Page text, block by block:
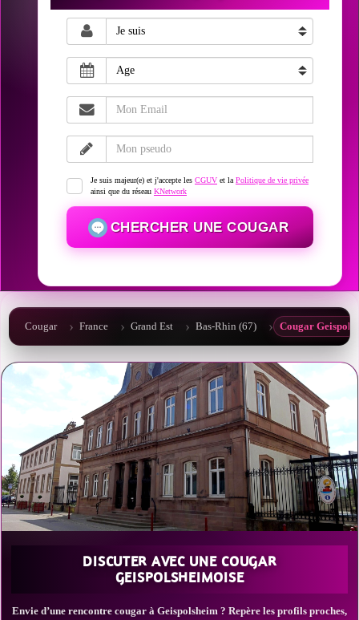
Je suis majeur(e) et j'accepte les CGUV et la Politique de vie privée
ainsi que du réseau KNetwork
CHERCHER UNE COUGAR
Cougar France Grand Est Bas-Rhin (67) Cougar
DISCUTER AVEC UNE COUGAR
GEISPOLSHEIMOISE
Envie d’une rencontre cougar à Geispolsheim ? Repère les profils proches,